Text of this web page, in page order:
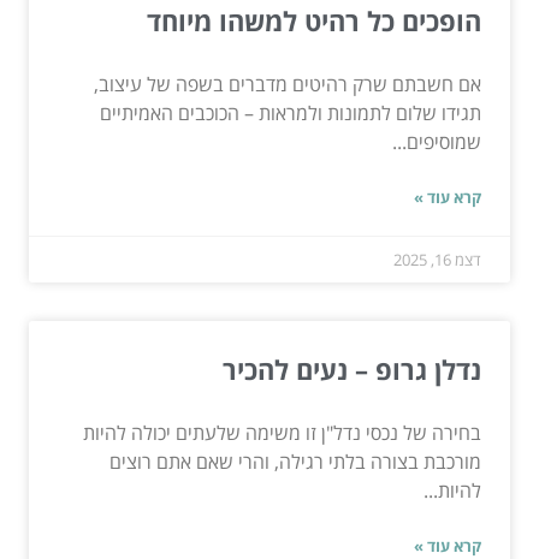
הופכים כל רהיט למשהו מיוחד
אם חשבתם שרק רהיטים מדברים בשפה של עיצוב,
תגידו שלום לתמונות ולמראות – הכוכבים האמיתיים
שמוסיפים...
קרא עוד »
דצמ 16, 2025
נדלן גרופ – נעים להכיר
בחירה של נכסי נדל"ן זו משימה שלעתים יכולה להיות
מורכבת בצורה בלתי רגילה, והרי שאם אתם רוצים
להיות...
קרא עוד »